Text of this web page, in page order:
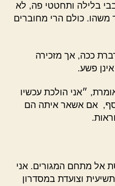
בלילה ותחטטי פה, לא
משהו. כולם הרי מחוברים
ככה, אך מזכירה
פשע.
״אני הולכת עכשיו
אם אשאר איתה הם
אל מתחם המגורים. אני
וצועדת במסדרון